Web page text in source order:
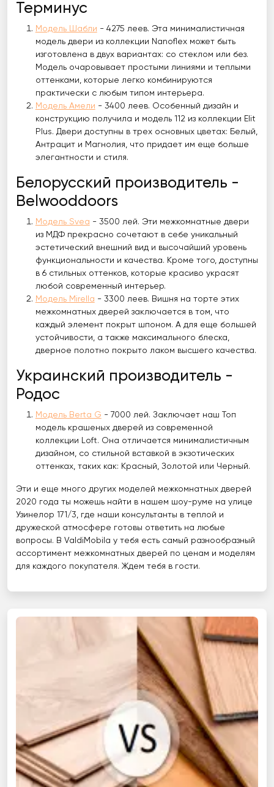
Терминус
Модель Шабли - 4275 леев. Эта минималистичная
модель двери из коллекции Nanoflex может быть
изготовлена ​​в двух вариантах: со стеклом или без.
Модель очаровывает простыми линиями и теплыми
оттенками, которые легко комбинируются
практически с любым типом интерьера.
Модель Амели - 3400 леев. Особенный дизайн и
конструкцию получила и модель 112 из коллекции Elit
Plus. Двери доступны в трех основных цветах: Белый,
Антрацит и Магнолия, что придает им еще больше
элегантности и стиля.
Белорусский производитель -
Belwooddoors
Модель Svea - 3500 лей. Эти межкомнатные двери
из МДФ прекрасно сочетают в себе уникальный
эстетический внешний вид и высочайший уровень
функциональности и качества. Кроме того, доступны
в 6 стильных оттенков, которые красиво украсят
любой современный интерьер.
Модель Mirella - 3300 леев. Вишня на торте этих
межкомнатных дверей заключается в том, что
каждый элемент покрыт шпоном. А для еще большей
устойчивости, а также максимального блеска,
дверное полотно покрыто лаком высшего качества.
Украинский производитель -
Родос
Модель Berta G - 7000 лей. Заключает наш Топ
модель крашеных дверей из современной
коллекции Loft. Она отличается минималистичным
дизайном, со стильной вставкой в экзотических
оттенках, таких как: Красный, Золотой или Черный.
Эти и еще много других моделей межкомнатных дверей
2020 года ты можешь найти в нашем шоу-руме на улице
Узинелор 171/3, где наши консультанты в теплой и
дружеской атмосфере готовы ответить на любые
вопросы. В ValdiMobila у тебя есть самый разнообразный
ассортимент межкомнатных дверей по ценам и моделям
для каждого покупателя. Ждем тебя в гости.